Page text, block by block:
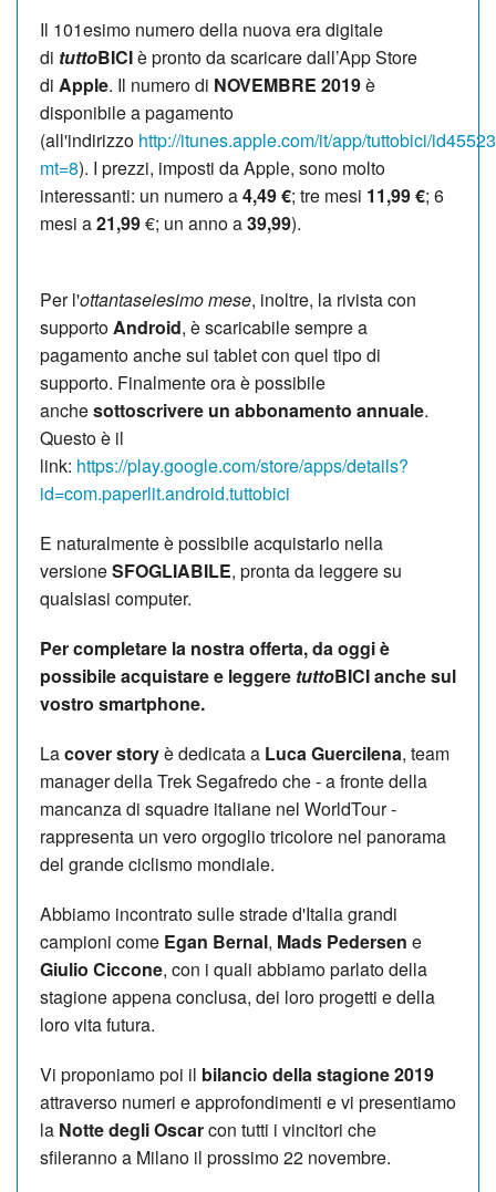
Il 101esimo numero della nuova era digitale
di tuttoBICIè pronto da scaricare dall’App Store
di Apple. Il numero di NOVEMBRE 2019è
disponibile a pagamento
(all'indirizzo http://itunes.apple.com/it/app/tuttobici/
mt=8). I prezzi, imposti da Apple, sono molto
interessanti: un numero a4,49 €; tre mesi 11,99 €; 6
mesi a21,99€; un anno a39,99).
Per l'ottantaseiesimo mese, inoltre, la rivista con
supportoAndroid, è scaricabile sempre a
pagamento anche sui tablet con quel tipo di
supporto. Finalmente ora è possibile
anchesottoscrivere un abbonamento annuale.
Questo è il
link: https://play.google.com/store/apps/details?
id=com.paperlit.android.tuttobici
E naturalmente è possibile acquistarlo nella
versioneSFOGLIABILE, pronta da leggere su
qualsiasi computer.
Per completare la nostra offerta, da oggi è
possibile acquistare e leggere tuttoBICI anche sul
vostro smartphone.
Lacover storyè dedicata a Luca Guercilena, team
manager della Trek Segafredo che - a fronte della
mancanza di squadre italiane nel WorldTour -
rappresenta un vero orgoglio tricolore nel panorama
del grande ciclismo mondiale.
Abbiamo incontrato sulle strade d'Italia grandi
campioni come Egan Bernal, Mads Pedersen e
Giulio Ciccone, con i quali abbiamo parlato della
stagione appena conclusa, dei loro progetti e della
loro vita futura.
Vi proponiamo poi il bilancio della stagione 2019
attraverso numeri e approfondimenti e vi presentiamo
la Notte degli Oscarcon tutti i vincitori che
sfileranno a Milano il prossimo 22 novembre.